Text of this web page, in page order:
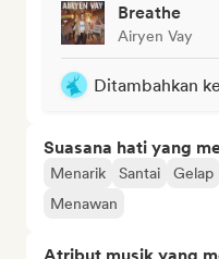
Breathe
Airyen Vay
Ditambahkan
Suasana hati yang
Menarik Santai Gelap
Menawan